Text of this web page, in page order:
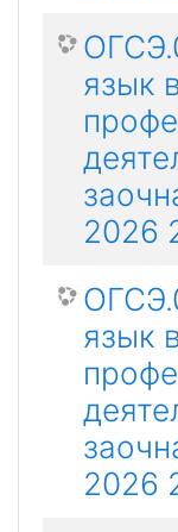
язык
2026
язык
2026